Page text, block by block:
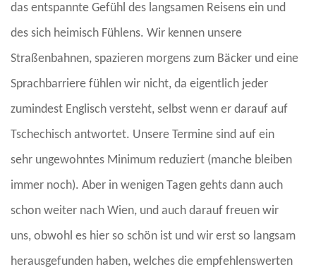
das entspannte Gefühl des langsamen Reisens ein und
des sich heimisch Fühlens. Wir kennen unsere
Straßenbahnen, spazieren morgens zum Bäcker und eine
Sprachbarriere fühlen wir nicht, da eigentlich jeder
zumindest Englisch versteht, selbst wenn er darauf auf
Tschechisch antwortet. Unsere Termine sind auf ein
sehr ungewohntes Minimum reduziert (manche bleiben
immer noch). Aber in wenigen Tagen gehts dann auch
schon weiter nach Wien, und auch darauf freuen wir
uns, obwohl es hier so schön ist und wir erst so langsam
herausgefunden haben, welches die empfehlenswerten